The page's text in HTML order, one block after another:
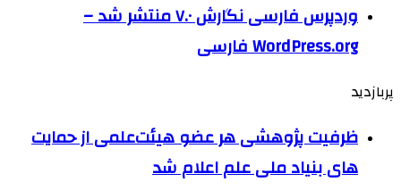
وردپرس فارسی نگارش ۷.۰ منتشر شد –
WordPress.org فارسی
پربازدید
ظرفیت پژوهشی هر عضو هیئت‌علمی از حمایت
های بنیاد ملی علم اعلام شد